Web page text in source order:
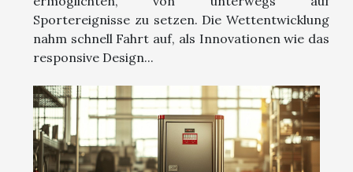
Sportereignisse zu setzen. Die Wettentwicklung
nahm schnell Fahrt auf, als Innovationen wie das
responsive Design...